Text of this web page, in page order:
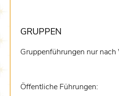
GRUPPEN
Gruppenführungen nur nach
Öffentliche Führungen: